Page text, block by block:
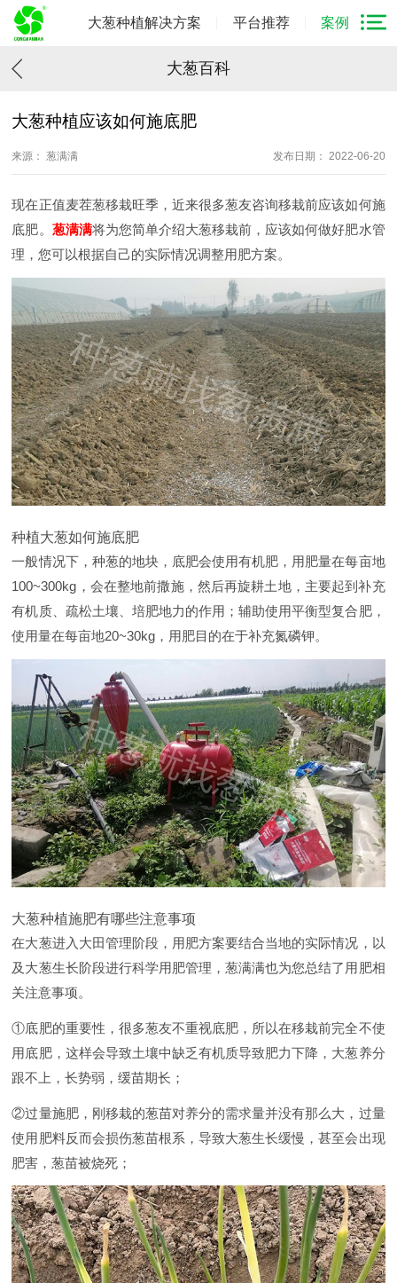
大葱种植解决方案 平台推荐 案例
大葱百科
大葱种植应该如何施底肥
来源： 葱满满 发布日期： 2022-06-20
现在正值麦茬葱移栽旺季，近来很多葱友咨询移栽前应该如何施
底肥。 葱满满将为您简单介绍大葱移栽前，应该如何做好肥水管
理，您可以根据自己的实际情况调整用肥方案。
种植大葱如何施底肥
一般情况下，种葱的地块，底肥会使用有机肥，用肥量在每亩地
100~300kg，会在整地前撒施，然后再旋耕土地，主要起到补充
有机质、疏松土壤、培肥地力的作用；辅助使用平衡型复合肥，
使用量在每亩地20~30kg，用肥目的在于补充氮磷钾。
大葱种植施肥有哪些注意事项
在大葱进入大田管理阶段，用肥方案要结合当地的实际情况，以
及大葱生长阶段进行科学用肥管理，葱满满也为您总结了用肥相
关注意事项。
①底肥的重要性，很多葱友不重视底肥，所以在移栽前完全不使
用底肥，这样会导致土壤中缺乏有机质导致肥力下降，大葱养分
跟不上，长势弱，缓苗期长；
②过量施肥，刚移栽的葱苗对养分的需求量并没有那么大，过量
使用肥料反而会损伤葱苗根系，导致大葱生长缓慢，甚至会出现
肥害，葱苗被烧死；